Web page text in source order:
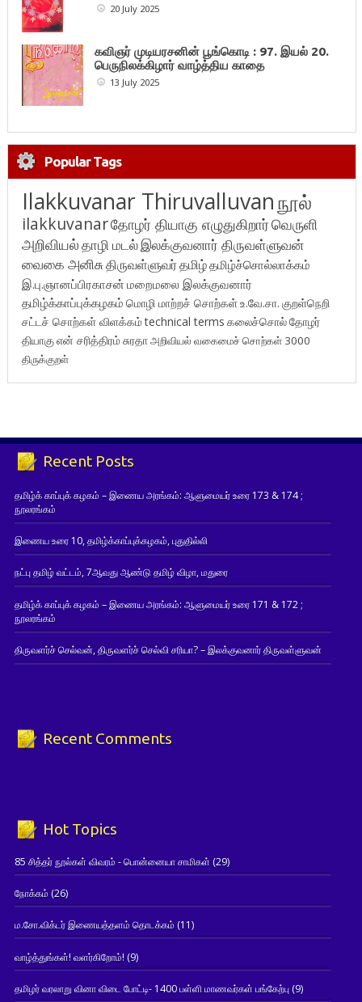
20 July 2025
கவிஞர் முடியரசனின் பூங்கொடி : 97. இயல் 20.
பெருநிலக்கிழார் வாழ்த்திய காதை
13 July 2025
Popular Tags
Ilakkuvanar Thiruvalluvanநூல்
ilakkuvanarதோழர் தியாகு எழுதுகிறார்வெருளி
அறிவியல்தாழி மடல்இலக்குவனார் திருவள்ளுவன்
வைகை அனிசுதிருவள்ளுவர்தமிழ்தமிழ்ச்சொல்லாக்கம்
இ.பு.ஞானப்பிரகாசன் மறைமலை இலக்குவனார்
தமிழ்க்காப்புக்கழகம் மொழி மாற்றச் சொற்கள்உ.வே.சா. குறள்நெறி
சட்டச் சொற்கள் விளக்கம்technical terms கலைச்சொல்தோழர்
தியாகுஎன் சரித்திரம்சுரதாஅறிவியல் வகைமைச் சொற்கள் 3000
திருக்குறள்
Recent Posts
தமிழ்க் காப்புக் கழகம் – இணைய அரங்கம்: ஆளுமையர் உரை 173 & 174 ;
நூலரங்கம்
இணைய உரை 10, தமிழ்க்காப்புக்கழகம், புதுதில்லி
நட்பு தமிழ் வட்டம், 7ஆவது ஆண்டு தமிழ் விழா, மதுரை
தமிழ்க் காப்புக் கழகம் – இணைய அரங்கம்: ஆளுமையர் உரை 171 & 172 ;
நூலரங்கம்
திருவளர்ச் செல்வன், திருவளர்ச் செல்வி சரியா? – இலக்குவனார் திருவள்ளுவன்
Recent Comments
Hot Topics
85 சித்தர் நூல்கள் விவரம் - பொன்னையா சாமிகள் (29)
நோக்கம் (26)
ம.சோ.விக்டர் இணையத்தளம் தொடக்கம் (11)
வாழ்த்துங்கள்! வளர்கிறோம்! (9)
தமிழர் வரலாறு வினா விடை போட்டி- 1400 பள்ளி மாணவர்கள் பங்கேற்பு(9)